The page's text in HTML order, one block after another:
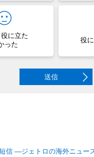
に立た
った
役
送信
信 ―ジェトロの海外ニュー